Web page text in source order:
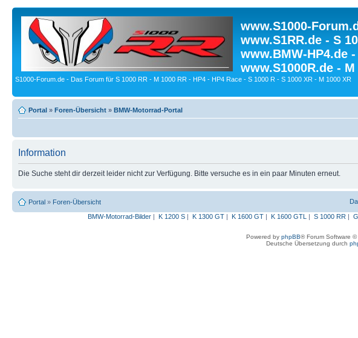
www.S1000-
www.S1RR.de - S
www.BMW-HP4.de
www.S1000R.de - M
S1000-Forum.de - Das Forum für S 1000 RR - M 1000 RR - HP4 - HP4 Race - S 1000 R - S 1000 XR - M 1000 XR
Portal » Foren-Übersicht » BMW-Motorrad-Portal
Information
Die Suche steht dir derzeit leider nicht zur Verfügung. Bitte versuche es in ein paar Minuten erneut.
Portal » Foren-Übersicht
BMW-Motorrad-Bilder| K 1200 S| K 1300 GT| K 1600 GT| K 1600 GTL | S 1000 RR |
Powered by phpBB® Forum Software
Deutsche Übersetzung durch